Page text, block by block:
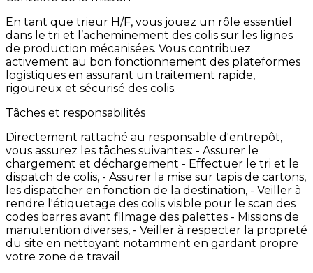
En tant que trieur H/F, vous jouez un rôle essentiel
dans le tri et l’acheminement des colis sur les lignes
de production mécanisées. Vous contribuez
activement au bon fonctionnement des plateformes
logistiques en assurant un traitement rapide,
rigoureux et sécurisé des colis.
Tâches et responsabilités
Directement rattaché au responsable d'entrepôt,
vous assurez les tâches suivantes: - Assurer le
chargement et déchargement - Effectuer le tri et le
dispatch de colis, - Assurer la mise sur tapis de cartons,
les dispatcher en fonction de la destination, - Veiller à
rendre l'étiquetage des colis visible pour le scan des
codes barres avant filmage des palettes - Missions de
manutention diverses, - Veiller à respecter la propreté
du site en nettoyant notamment en gardant propre
votre zone de travail